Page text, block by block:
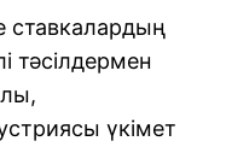
ставкалардың
тәсілдермен
үкімет